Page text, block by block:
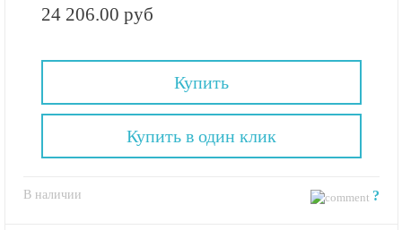
24 206.00 руб
Купить
В наличии ?
Купить в один клик